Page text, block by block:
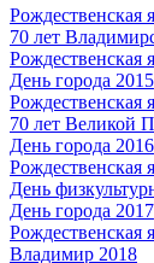
Рождественская
70 лет
Рождественская
День города 2015
Рождественская
70 лет Великой
День города 2016
Рождественская
День
День города 2017
Рождественская
Владимир 2018